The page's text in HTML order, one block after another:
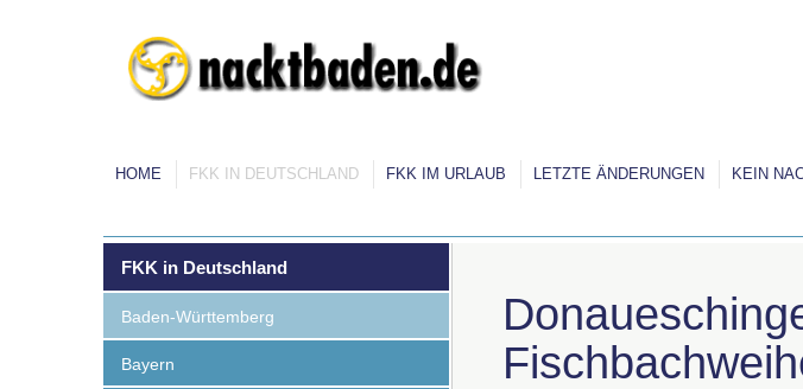
HOME FKK IN DEUTSCHLAND FKK IM URLAUB LETZTE ÄNDERUNGEN KEIN
FKK in Deutschland
Baden-Württemberg
Bayern